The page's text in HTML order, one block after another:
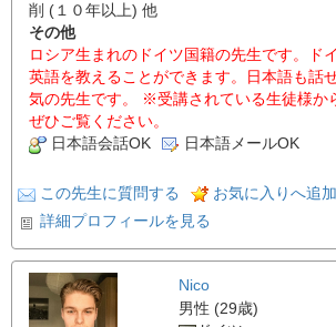
削 (１０年以上) 他
その他
ロシア生まれのドイツ国籍の先生です。ド
英語を教えることができます。日本語も話
気の先生です。 ※受講されている生徒様か
ぜひご覧ください。
日本語会話OK
日本語メールOK
この先生に質問する
お気に入りへ追
詳細プロフィールを見る
Nico
男性 (29歳)